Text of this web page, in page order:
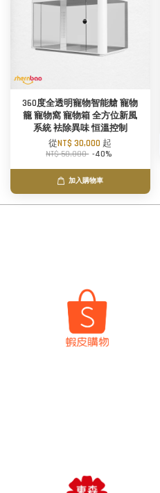
360度全透明寵物智能艙 寵物
籠 寵物窩 寵物箱 全方位新風
系統 袪除異味 恒溫控制
從NT$ 30,000 起
NT$ 50,000 -40%
加入購物車